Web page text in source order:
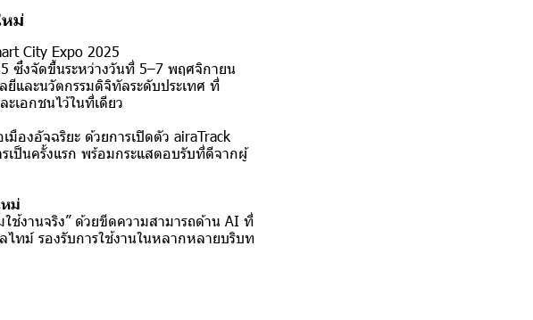
หม่
City Expo 2025
ซึ่งจัดขึ้นระหว่างวันที่ 5–7 พฤศจิกายน
และนวัตกรรมดิจิทัลระดับประเทศ ที่
เอกชนไว้ในที่เดียว
องอัจฉริยะ ด้วยการเปิดตัว airaTrack
เป็นครั้งแรก พร้อมกระแสตอบรับที่ดีจากผู้
ม่
งานจริง” ด้วยขีดความสามารถด้าน AI ที่
ไทม์ รองรับการใช้งานในหลากหลายบริบท